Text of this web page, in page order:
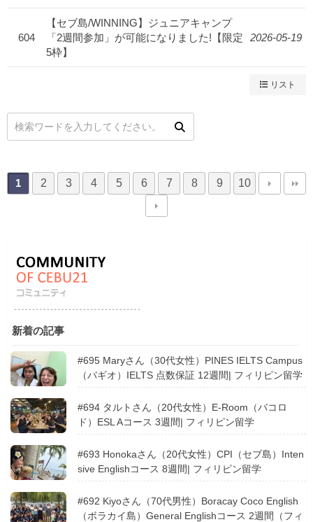
604
【セブ島/WINNING】ジュニアキャンプ
「2週間参加」が可能になりました!【限定
5枠】
2026-05-19
リスト
1 2 3 4 5 6 7 8 9 10
新着の記事
#695 Maryさん（30代女性）PINES IELTS Campus
（バギオ）IELTS 点数保証 12週間| フィリピン留学
#694 タルトさん（20代女性）E-Room（バコロ
ド）ESL Aコース 3週間| フィリピン留学
#693 Honokaさん（20代女性）CPI（セブ島）Inten
sive Englishコース 8週間| フィリピン留学
#692 Kiyoさん（70代男性）Boracay Coco English
（ボラカイ島）General Englishコース 2週間（フィ